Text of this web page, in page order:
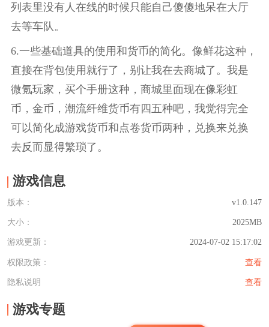
列表里没有人在线的时候只能自己傻傻地呆在大厅
去等车队。
6.一些基础道具的使用和货币的简化。像鲜花这种，
直接在背包使用就行了，别让我在去商城了。我是
微氪玩家，买个手册这种，商城里面现在像彩虹
币，金币，潮流纤维货币有四五种吧，我觉得完全
可以简化成游戏货币和点卷货币两种，兑换来兑换
去反而显得繁琐了。
游戏信息
版本： v1.0.147
大小： 2025MB
游戏更新： 2024-07-02 15:17:02
权限政策： 查看
隐私说明 查看
游戏专题